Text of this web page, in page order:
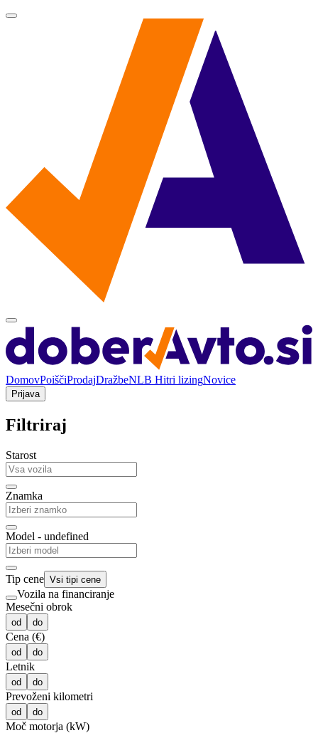
DomovPoiščiProdajDražbeNLB Hitri lizingNovice
Prijava
Filtriraj
Starost
Znamka
Model - undefined
Tip cene Vsi tipi cene
Vozila na financiranje
Mesečni obrok
od do
Cena (€)
od do
Letnik
od do
Prevoženi kilometri
od do
Moč motorja (kW)